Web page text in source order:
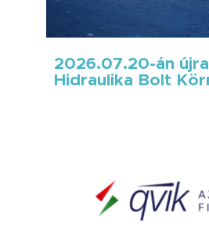
2026.07.20-án
Hidraulika Bolt